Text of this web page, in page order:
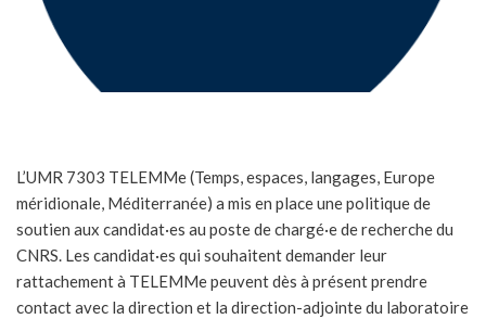
L’UMR 7303 TELEMMe (Temps, espaces, langages, Europe
méridionale, Méditerranée) a mis en place une politique de
soutien aux candidat·es au poste de chargé·e de recherche du
CNRS. Les candidat·es qui souhaitent demander leur
rattachement à TELEMMe peuvent dès à présent prendre
contact avec la direction et la direction-adjointe du laboratoire